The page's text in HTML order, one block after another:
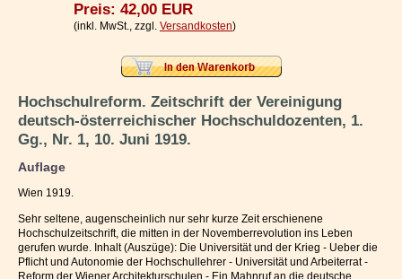
Preis: 42,00 EUR
(inkl. MwSt., zzgl. Versandkosten)
Hochschulreform. Zeitschrift der Vereinigung
deutsch-österreichischer Hochschuldozenten, 1.
Gg., Nr. 1, 10. Juni 1919.
Auflage
Wien 1919.
Sehr seltene, augenscheinlich nur sehr kurze Zeit erschienene
Hochschulzeitschrift, die mitten in der Novemberrevolution ins Leben
gerufen wurde. Inhalt (Auszüge): Die Universität und der Krieg - Ueber die
Pflicht und Autonomie der Hochschullehrer - Universität und Arbeiterrat -
Reform der Wiener Architekturschulen - Ein Mahnruf an die deutsche